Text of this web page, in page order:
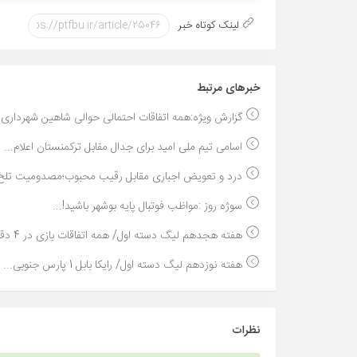
لینک کوتاه خبر
خبر‌های مرتبط
گزارش ویژه:همه اتفاقات احتمالی حوالی شاهین
اسامی تیم ملی امید برای جدال مقابل ترکمنستان اعلام...
درد و تعویض اجباری مقابل رقیب محبوب؛مصدومیت
سوژه روز :مواظب فوتبال پایه بوشهر باشید!...
هفته هجدهم لیگ دسته اول/ همه اتفاقات بازی در 4 دقی...
هفته نوزدهم لیگ دسته اول/ رایکا بابل 1 پارس جنوبی...
نظرات